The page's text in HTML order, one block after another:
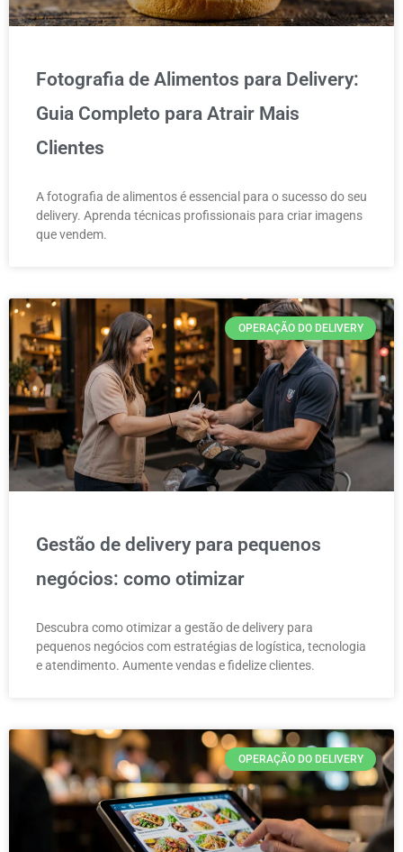
Fotografia de Alimentos para Delivery:
Guia Completo para Atrair Mais
Clientes
A fotografia de alimentos é essencial para o sucesso do seu
delivery. Aprenda técnicas profissionais para criar imagens
que vendem.
OPERAÇÃO DO DELIVERY
Gestão de delivery para pequenos
negócios: como otimizar
Descubra como otimizar a gestão de delivery para
pequenos negócios com estratégias de logística, tecnologia
e atendimento. Aumente vendas e fidelize clientes.
OPERAÇÃO DO DELIVERY